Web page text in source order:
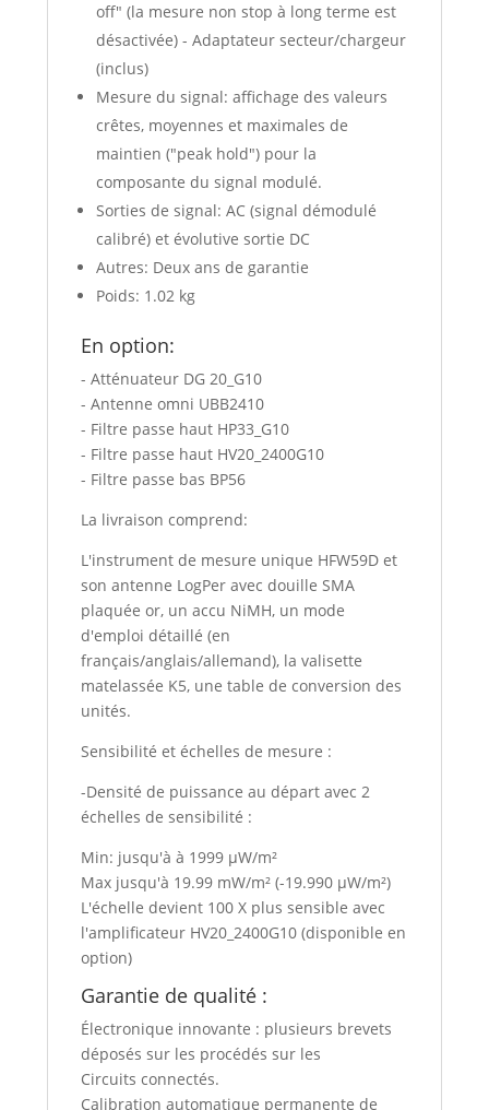
off" (la mesure non stop à long terme est
désactivée) - Adaptateur secteur/chargeur
(inclus)
Mesure du signal: affichage des valeurs
crêtes, moyennes et maximales de
maintien ("peak hold") pour la
composante du signal modulé.
Sorties de signal: AC (signal démodulé
calibré) et évolutive sortie DC
Autres: Deux ans de garantie
Poids: 1.02 kg
En option:
- Atténuateur DG 20_G10
- Antenne omni UBB2410
- Filtre passe haut HP33_G10
- Filtre passe haut HV20_2400G10
- Filtre passe bas BP56
La livraison comprend:
L'instrument de mesure unique HFW59D et
son antenne LogPer avec douille SMA
plaquée or, un accu NiMH, un mode
d'emploi détaillé (en
français/anglais/allemand), la valisette
matelassée K5, une table de conversion des
unités.
Sensibilité et échelles de mesure :
-Densité de puissance au départ avec 2
échelles de sensibilité :
Min: jusqu'à à 1999 µW/m²
Max jusqu'à 19.99 mW/m² (-19.990 µW/m²)
L'échelle devient 100 X plus sensible avec
l'amplificateur HV20_2400G10 (disponible en
option)
Garantie de qualité :
Électronique innovante : plusieurs brevets
déposés sur les procédés sur les
Circuits connectés.
Calibration automatique permanente de